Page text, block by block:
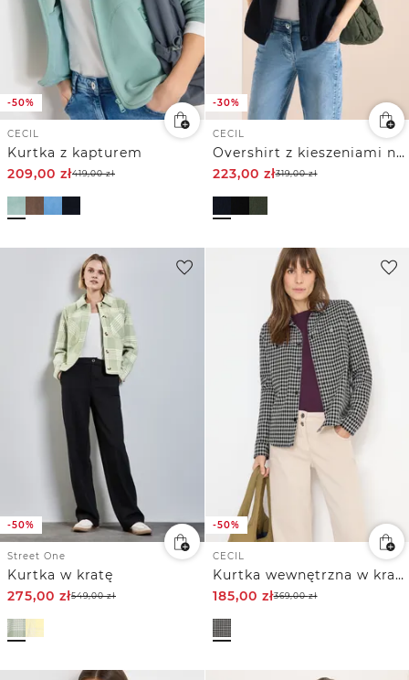
-50%
CECIL
Kurtka z kapturem
209,00 zł419,00zł
-30%
CECIL
Overshirt z kieszeniami na piersi i strukturą
223,00 zł319,00zł
-50%
Street One
Kurtka w kratę
275,00 zł549,00zł
-50%
CECIL
Kurtka wewnętrzna w kratę Jacquard
185,00 zł369,00zł